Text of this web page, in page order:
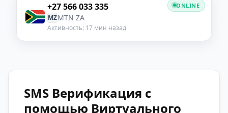
+27 566 033 335
MZMTN ZA
Активность: 17 мин назад
ONLINE
SMS Верификация с
помощью Виртуального